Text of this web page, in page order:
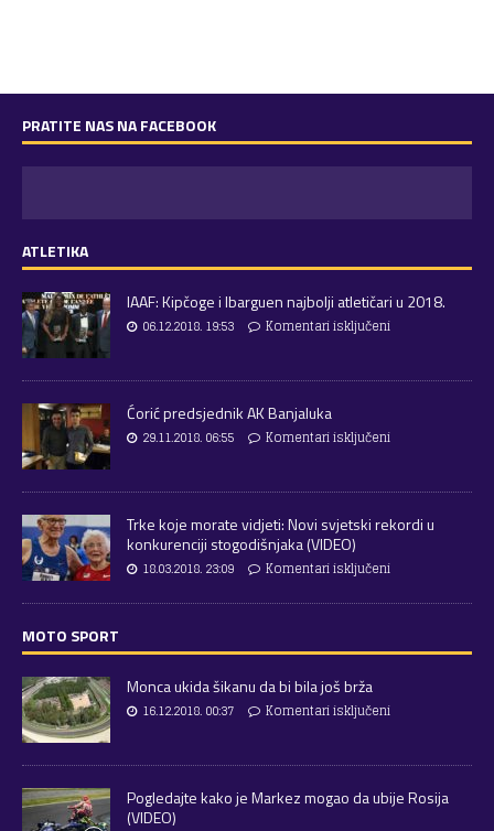
PRATITE NAS NA FACEBOOK
ATLETIKA
IAAF: Kipčoge i Ibarguen najbolji atletičari u 2018.
06.12.2018. 19:53 Komentari isključeni
Ćorić predsjednik AK Banjaluka
29.11.2018. 06:55 Komentari isključeni
Trke koje morate vidjeti: Novi svjetski rekordi u
konkurenciji stogodišnjaka (VIDEO)
18.03.2018. 23:09 Komentari isključeni
MOTO SPORT
Monca ukida šikanu da bi bila još brža
16.12.2018. 00:37 Komentari isključeni
Pogledajte kako je Markez mogao da ubije Rosija
(VIDEO)